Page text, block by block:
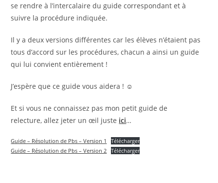
se rendre à l’intercalaire du guide correspondant et à
suivre la procédure indiquée.
Il y a deux versions différentes car les élèves n’étaient pas
tous d’accord sur les procédures, chacun a ainsi un guide
qui lui convient entièrement !
J’espère que ce guide vous aidera ! ☺
Et si vous ne connaissez pas mon petit guide de
relecture, allez jeter un œil juste ici…
Guide – Résolution de Pbs – Version 1
Télécharger
Guide – Résolution de Pbs – Version 2 Télécharger